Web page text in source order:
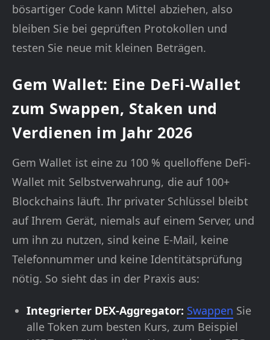
bösartiger Code kann Mittel abziehen, also
bleiben Sie bei geprüften Protokollen und
testen Sie neue mit kleinen Beträgen.
Gem Wallet: Eine DeFi-Wallet
zum Swappen, Staken und
Verdienen im Jahr 2026
Gem Wallet ist eine zu 100 % quelloffene DeFi-
Wallet mit Selbstverwahrung, die auf 100+
Blockchains läuft. Ihr privater Schlüssel bleibt
auf Ihrem Gerät, niemals auf einem Server, und
um ihn zu nutzen, sind keine E-Mail, keine
Telefonnummer und keine Identitätsprüfung
nötig. So sieht das in der Praxis aus:
Integrierter DEX-Aggregator: Swappen Sie
alle Token zum besten Kurs, zum Beispiel